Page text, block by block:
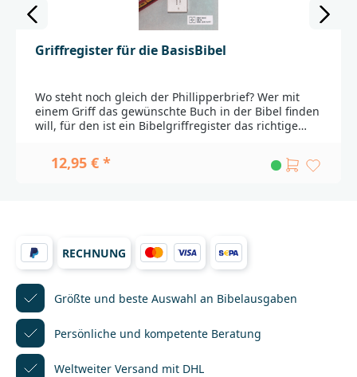
Griffregister für die BasisBibel
Wo steht noch gleich der Phillipperbrief? Wer mit
einem Griff das gewünschte Buch in der Bibel finden
will, für den ist ein Bibelgriffregister das richtige
aus Kunststoff halten mindestens so lange wie eine
Bibel, die gerne und viel gelesen wird. Einmal
Griffregister, die sich bei der Bezeichnung und
Abfolge der Bücher an der jeweiligen Übersetzung
orientieren (z.B. Lutherbibel: Hiob; Gute Nachricht
Bibel und Einheitsübersetzung: Ijob). Dieses
Griffregister ist für die BasisBibel
konzipiert.________________________________________________
_____________Bei Fragen zur Produktsicherheit wenden
Sie sich bitte an:Deutsche BibelgesellschaftBalinger
Str. 31 A70567 Stuttgartproduktsicherheit@dbg.de
12,95 € *
RECHNUNG
Größte und beste Auswahl an Bibelausgaben
Persönliche und kompetente Beratung
Weltweiter Versand mit DHL